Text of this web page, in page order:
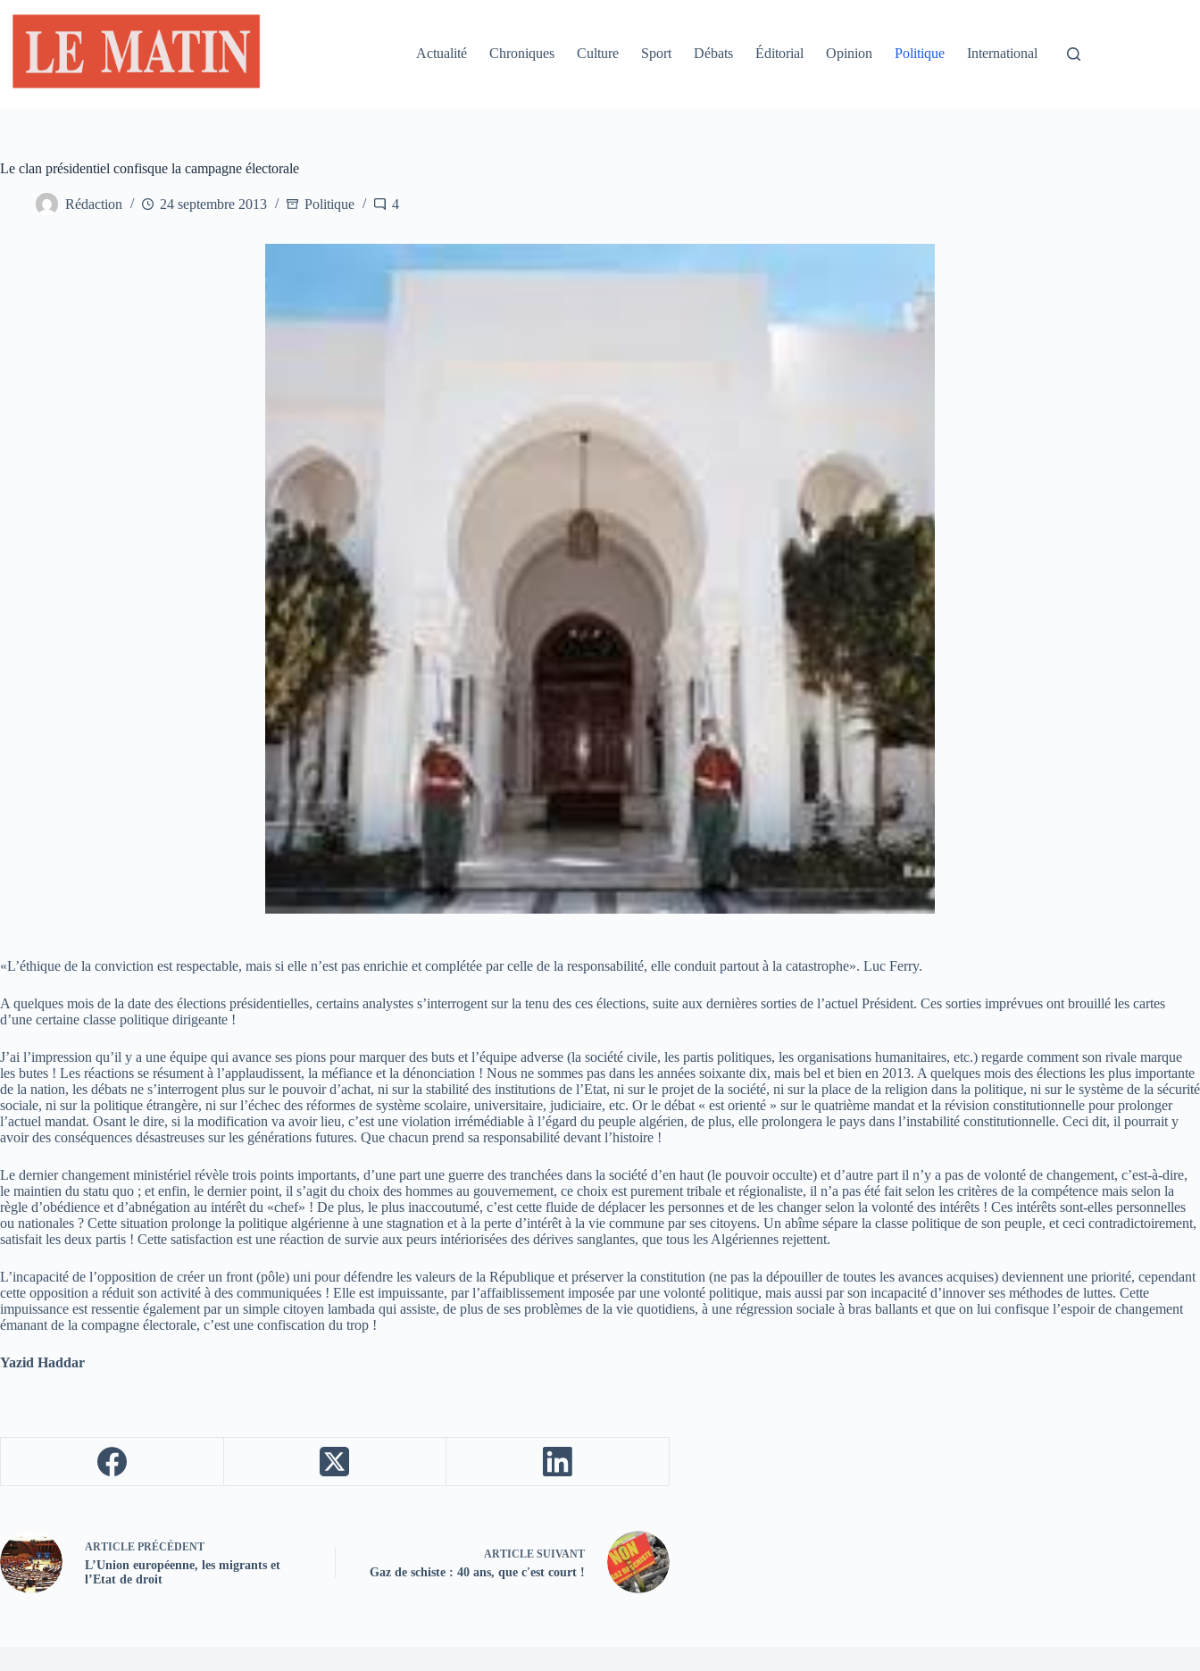
contenu
Actualité
Chroniques Culture Sport Débats Éditorial Opinion Politique International
Le clan présidentiel confisque la campagne électorale
Rédaction 24 septembre 2013 Politique 4
«L’éthique de la conviction est respectable, mais si elle n’est pas enrichie et complétée par celle de la responsabilité, elle conduit partout à la catastrophe». Luc Ferry.
A quelques mois de la date des élections présidentielles, certains analystes s’interrogent sur la tenu des ces élections, suite aux dernières sorties de l’actuel Président. Ces sorties imprévues ont brouillé les cartes
d’une certaine classe politique dirigeante !
J’ai l’impression qu’il y a une équipe qui avance ses pions pour marquer des buts et l’équipe adverse (la société civile, les partis politiques, les organisations humanitaires, etc.) regarde comment son rivale marque
les butes ! Les réactions se résument à l’applaudissent, la méfiance et la dénonciation ! Nous ne sommes pas dans les années soixante dix, mais bel et bien en 2013. A quelques mois des élections les plus importante
de la nation, les débats ne s’interrogent plus sur le pouvoir d’achat, ni sur la stabilité des institutions de l’Etat, ni sur le projet de la société, ni sur la place de la religion dans la politique, ni sur le système de la sécurité
sociale, ni sur la politique étrangère, ni sur l’échec des réformes de système scolaire, universitaire, judiciaire, etc. Or le débat « est orienté » sur le quatrième mandat et la révision constitutionnelle pour prolonger
l’actuel mandat. Osant le dire, si la modification va avoir lieu, c’est une violation irrémédiable à l’égard du peuple algérien, de plus, elle prolongera le pays dans l’instabilité constitutionnelle. Ceci dit, il pourrait y
avoir des conséquences désastreuses sur les générations futures. Que chacun prend sa responsabilité devant l’histoire !
Le dernier changement ministériel révèle trois points importants, d’une part une guerre des tranchées dans la société d’en haut (le pouvoir occulte) et d’autre part il n’y a pas de volonté de changement, c’est-à-dire,
le maintien du statu quo ; et enfin, le dernier point, il s’agit du choix des hommes au gouvernement, ce choix est purement tribale et régionaliste, il n’a pas été fait selon les critères de la compétence mais selon la
règle d’obédience et d’abnégation au intérêt du «chef» ! De plus, le plus inaccoutumé, c’est cette fluide de déplacer les personnes et de les changer selon la volonté des intérêts ! Ces intérêts sont-elles personnelles
ou nationales ? Cette situation prolonge la politique algérienne à une stagnation et à la perte d’intérêt à la vie commune par ses citoyens. Un abîme sépare la classe politique de son peuple, et ceci contradictoirement,
satisfait les deux partis ! Cette satisfaction est une réaction de survie aux peurs intériorisées des dérives sanglantes, que tous les Algériennes rejettent.
L’incapacité de l’opposition de créer un front (pôle) uni pour défendre les valeurs de la République et préserver la constitution (ne pas la dépouiller de toutes les avances acquises) deviennent une priorité, cependant
cette opposition a réduit son activité à des communiquées ! Elle est impuissante, par l’affaiblissement imposée par une volonté politique, mais aussi par son incapacité d’innover ses méthodes de luttes. Cette
impuissance est ressentie également par un simple citoyen lambada qui assiste, de plus de ses problèmes de la vie quotidiens, à une régression sociale à bras ballants et que on lui confisque l’espoir de changement
émanant de la compagne électorale, c’est une confiscation du trop !
Yazid Haddar
ARTICLE PRÉCÉDENT
L’Union européenne, les migrants et
l’Etat de droit
ARTICLE SUIVANT
Gaz de schiste : 40 ans, que c'est court !